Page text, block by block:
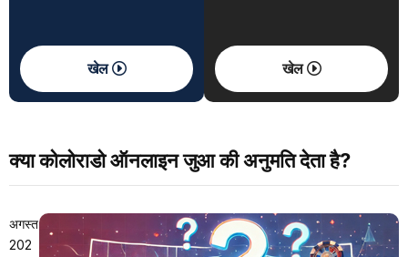
खेल खेल
क्या कोलोराडो ऑनलाइन जुआ की अनुमति देता है?
अगस्त
202